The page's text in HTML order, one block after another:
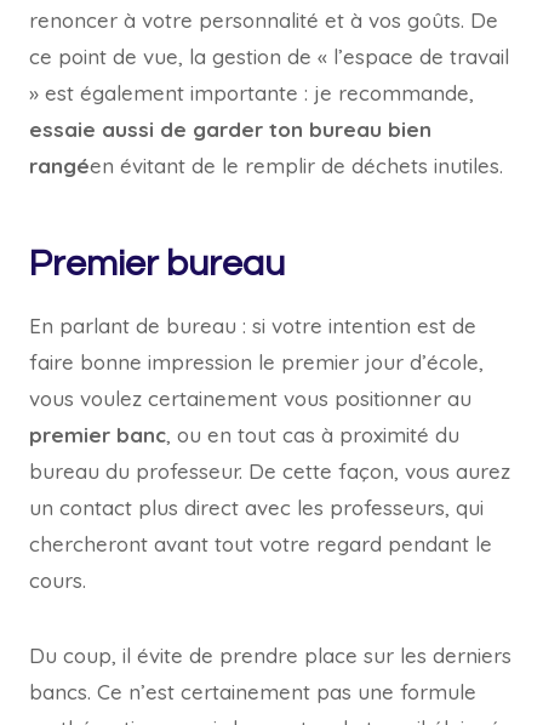
renoncer à votre personnalité et à vos goûts. De
ce point de vue, la gestion de « l’espace de travail
» est également importante : je recommande,
essaie aussi de garder ton bureau bien
rangéen évitant de le remplir de déchets inutiles.
Premier bureau
En parlant de bureau : si votre intention est de
faire bonne impression le premier jour d’école,
vous voulez certainement vous positionner au
premier banc, ou en tout cas à proximité du
bureau du professeur. De cette façon, vous aurez
un contact plus direct avec les professeurs, qui
chercheront avant tout votre regard pendant le
cours.
Du coup, il évite de prendre place sur les derniers
bancs. Ce n’est certainement pas une formule